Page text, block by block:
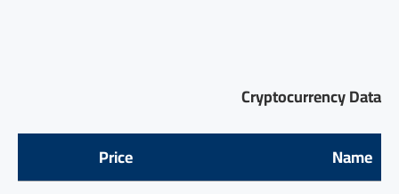
Cryptocurrency Data
Name
Price